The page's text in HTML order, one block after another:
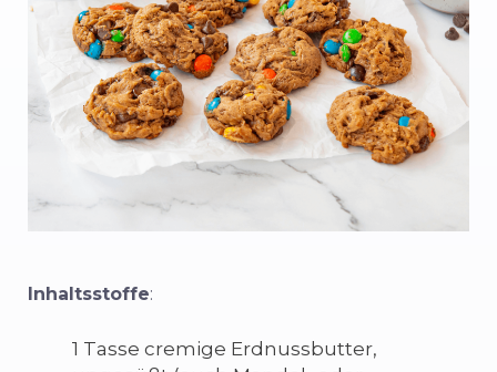
Inhaltsstoffe:
1 Tasse cremige Erdnussbutter,